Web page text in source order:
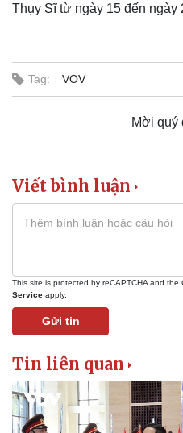
Kinh tế
Pháp luật
Vụ án
Tư vấn luật
Thụy Sĩ từ ngày 15 đến ngày
Tag: VOV
Mời quý
Viết bình luận
This site is protected by reCAPTCHA and the
Service apply.
Gửi tin
Tin liên quan